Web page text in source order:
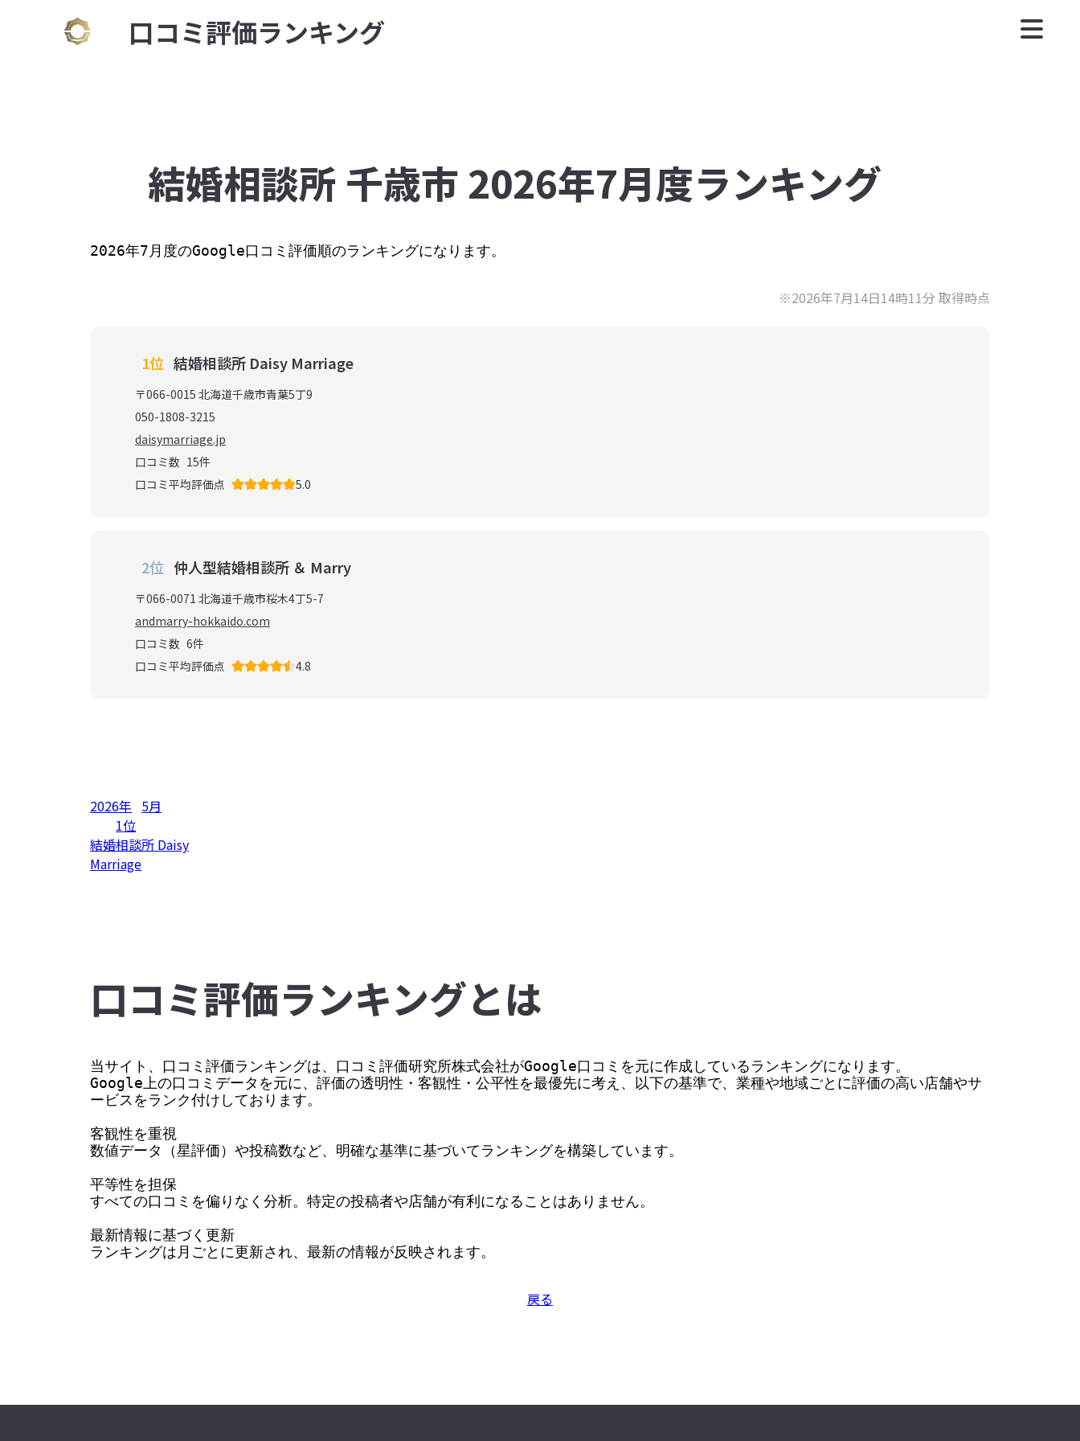
⼝コミ評価ランキング
結婚相談所 千歳市 2026年7月度ランキング
2026年7月度のGoogle口コミ評価順のランキングになります。
※2026年7月14日14時11分 取得時点
1位 結婚相談所 Daisy Marriage
〒066-0015 北海道千歳市青葉5丁9
050-1808-3215
daisymarriage.jp
口コミ数 15件
口コミ平均評価点
5.0
2位 仲人型結婚相談所 ＆ Marry
〒066-0071 北海道千歳市桜木4丁5-7
andmarry-hokkaido.com
口コミ数 6件
口コミ平均評価点
4.8
2026年 5月
1位
結婚相談所 Daisy
Marriage
⼝コミ評価ランキングとは
当サイト、口コミ評価ランキングは、口コミ評価研究所株式会社がGoogle口コミを元に作成しているランキングになります。
Google上の口コミデータを元に、評価の透明性・客観性・公平性を最優先に考え、以下の基準で、業種や地域ごとに評価の高い店舗やサ
ービスをランク付けしております。
客観性を重視
数値データ（星評価）や投稿数など、明確な基準に基づいてランキングを構築しています。
平等性を担保
すべての口コミを偏りなく分析。特定の投稿者や店舗が有利になることはありません。
最新情報に基づく更新
ランキングは月ごとに更新され、最新の情報が反映されます。
戻る